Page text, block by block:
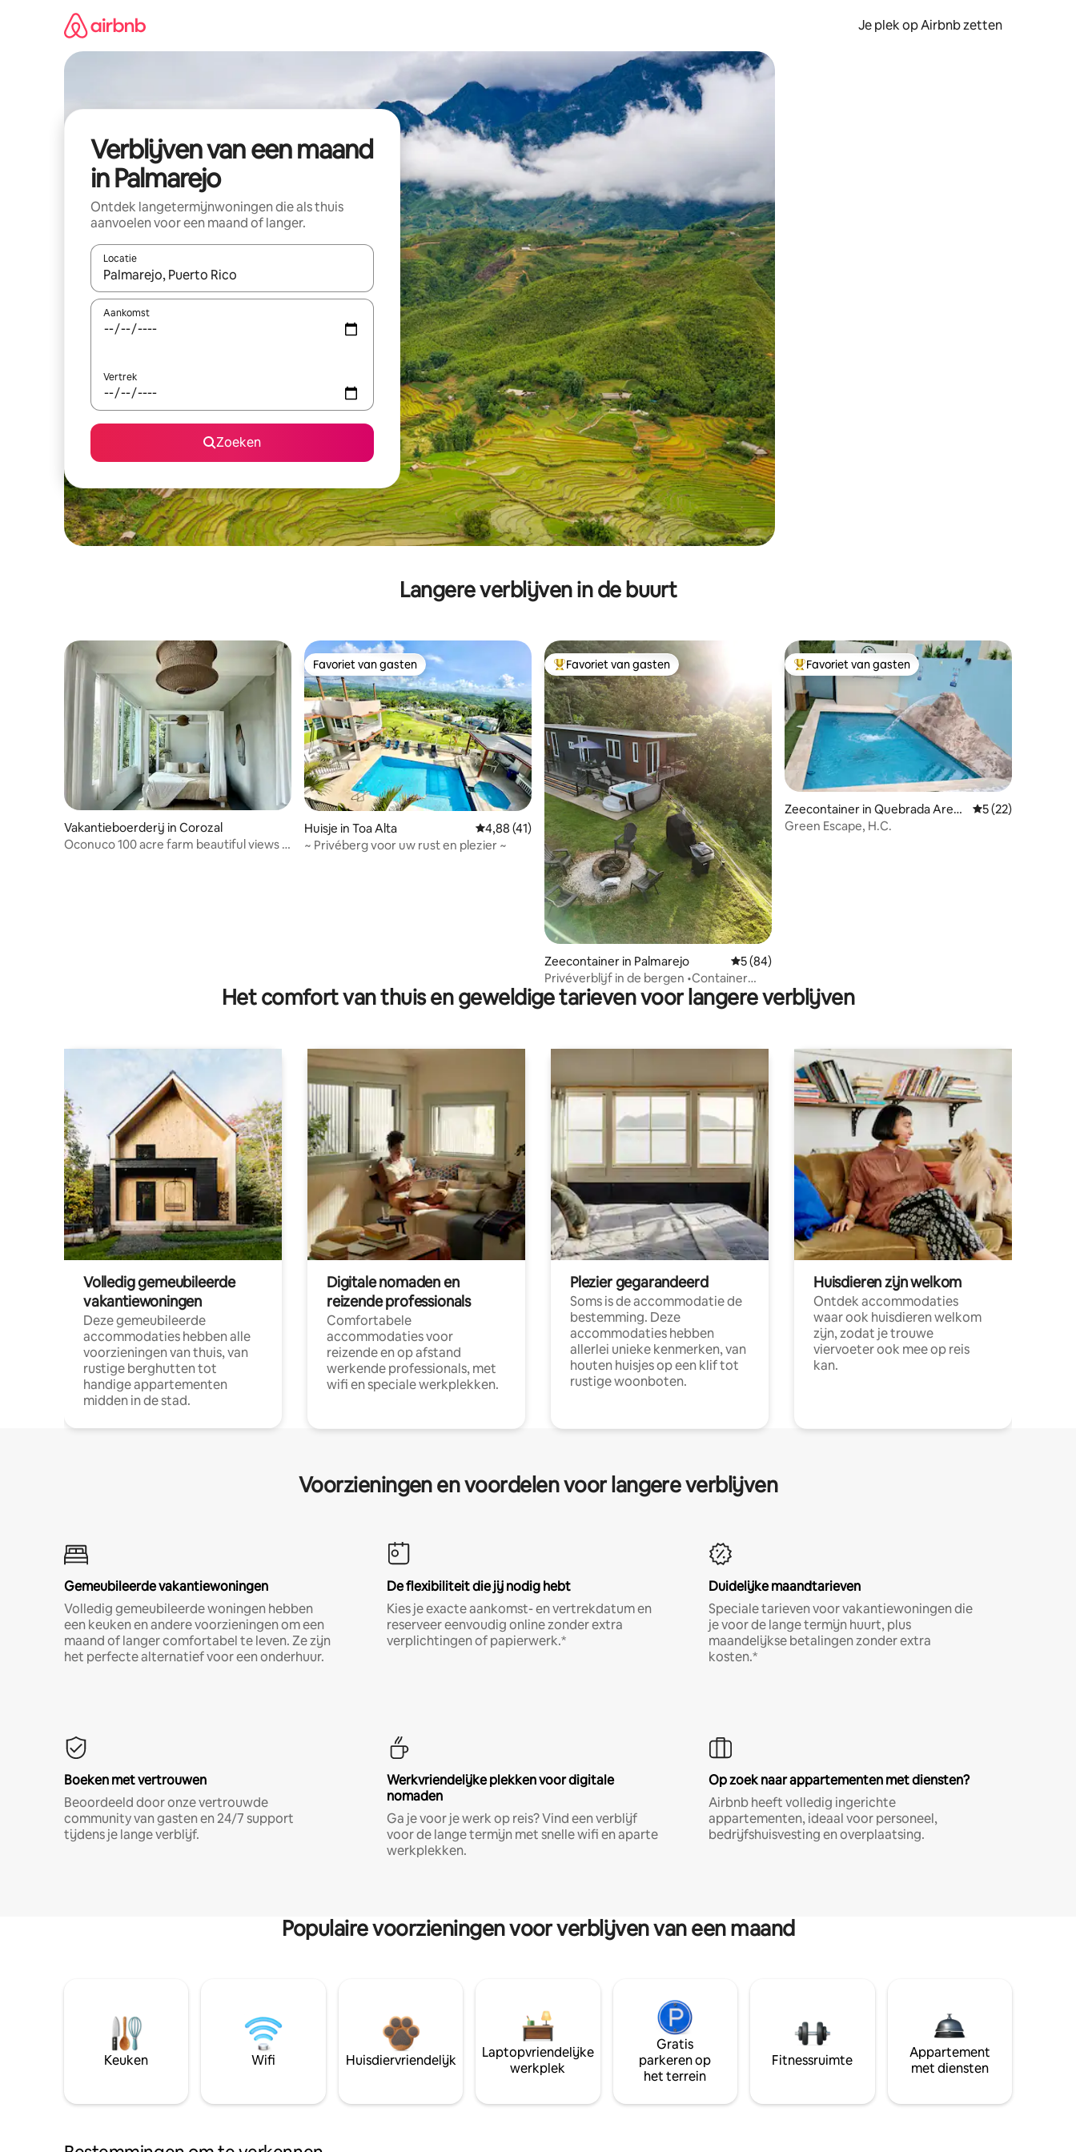
Je plek op Airbnb zetten
Verblijven van een maand
in Palmarejo
Ontdek langetermijnwoningen die als thuis
aanvoelen voor een maand of langer.
Locatie
Wanneer er resultaten beschikbaar zijn, maak je een keuze met je de pijltjestoetsen omhoog en omlaag, óf door te tikken of swipen.
Aankomst
Vertrek
Zoeken
Langere verblijven in de buurt
Vakantieboerderij in Corozal
Oconuco 100 acre farm beautiful views &
Favoriet van gasten
Favoriet van gasten
Huisje in Toa Alta Gemiddelde beoordeling van 4,88 op 5, 41 recensies
4,88 (41)
~ Privéberg voor uw rust en plezier ~
Topfavoriet van gasten
Favoriet van gasten
Zeecontainer in Palmarejo Gemiddelde beoordeling van 5 op 5, 84 recensies
5 (84)
Privéverblijf in de bergen •Container
•Jacuzzi •Uitzicht
Topfavoriet van gasten
Favoriet van gasten
Zeecontainer in Quebrada Aren
as
Gemiddelde
5 (22)
Green Escape, H.C.
Het comfort van thuis en geweldige tarieven voor langere verblijven
Volledig gemeubileerde
vakantiewoningen
Deze gemeubileerde
accommodaties hebben alle
voorzieningen van thuis, van
rustige berghutten tot
handige appartementen
midden in de stad.
Digitale nomaden en
reizende professionals
Comfortabele
accommodaties voor
reizende en op afstand
werkende professionals, met
wifi en speciale werkplekken.
Plezier gegarandeerd
Soms is de accommodatie de
bestemming. Deze
accommodaties hebben
allerlei unieke kenmerken, van
houten huisjes op een klif tot
rustige woonboten.
Huisdieren zijn welkom
Ontdek accommodaties
waar ook huisdieren welkom
zijn, zodat je trouwe
viervoeter ook mee op reis
kan.
Voorzieningen en voordelen voor langere verblijven
Gemeubileerde vakantiewoningen
Volledig gemeubileerde woningen hebben
een keuken en andere voorzieningen om een
maand of langer comfortabel te leven. Ze zijn
het perfecte alternatief voor een onderhuur.
De flexibiliteit die jij nodig hebt
Kies je exacte aankomst- en vertrekdatum en
reserveer eenvoudig online zonder extra
verplichtingen of papierwerk.*
Duidelijke maandtarieven
Speciale tarieven voor vakantiewoningen die
je voor de lange termijn huurt, plus
maandelijkse betalingen zonder extra
kosten.*
Boeken met vertrouwen
Beoordeeld door onze vertrouwde
community van gasten en 24/7 support
tijdens je lange verblijf.
Werkvriendelijke plekken voor digitale
nomaden
Ga je voor je werk op reis? Vind een verblijf
voor de lange termijn met snelle wifi en aparte
werkplekken.
Op zoek naar appartementen met diensten?
Airbnb heeft volledig ingerichte
appartementen, ideaal voor personeel,
bedrijfshuisvesting en overplaatsing.
Populaire voorzieningen voor verblijven van een maand
Keuken Wifi Huisdiervriendelijk
Laptopvriendelijke
werkplek
Gratis
parkeren op
het terrein
Fitnessruimte
Appartement
met diensten